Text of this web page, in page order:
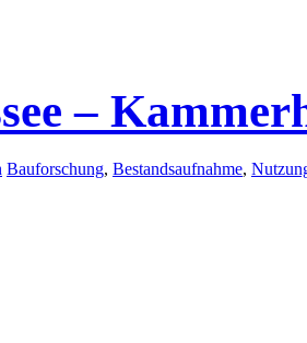
–
Bauforschung, Bestandsaufnahme,